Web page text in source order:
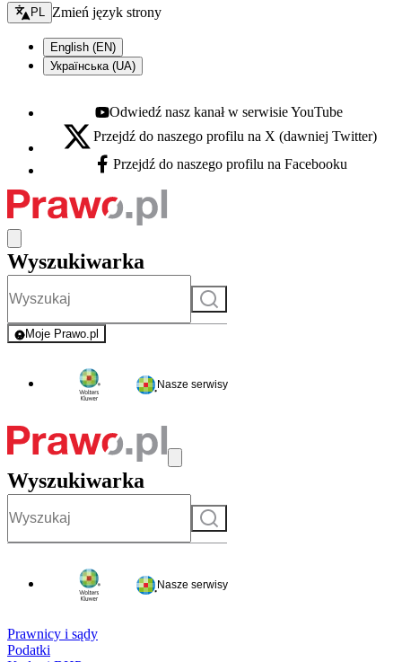
Zmień język - bieżący:
PL Zmień język strony
English (EN)
Українська (UA)
Youtube - otwiera się w nowej karcie
Odwiedź nasz kanał w serwisie YouTube
X - otwiera się w nowej karcie
Przejdź do naszego profilu na X (dawniej Twitter)
Facebook - otwiera się w nowej karcie
Przejdź do naszego profilu na Facebooku
Wyszukiwarka
Szukaj
Moje Prawo.pl
- rejestracja i logowanie do serwisu
Nasze serwisy
Wyszukiwarka
Szukaj
Nasze serwisy
Prawnicy i sądy
Podatki